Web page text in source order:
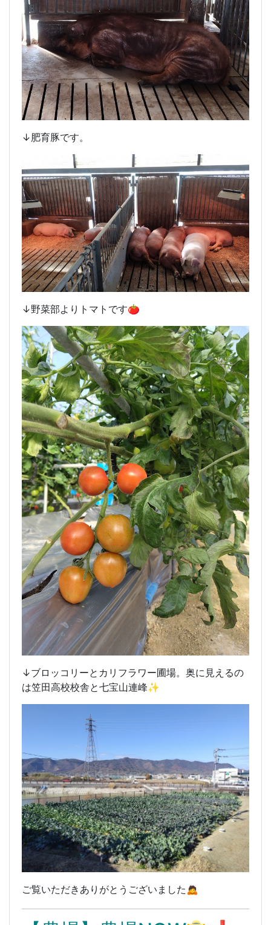
↓肥育豚です。
↓野菜部よりトマトです🍅
↓ブロッコリーとカリフラワー圃場。奥に見えるの
は笠田高校校舎と七宝山連峰✨
ご覧いただきありがとうございました🙇